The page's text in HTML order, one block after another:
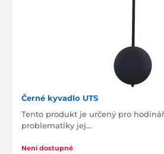
Černé kyvadlo UTS
Tento produkt je určený pro
problematiky jej…
Není dostupné